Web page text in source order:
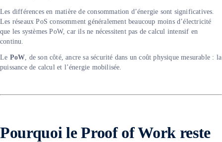
Les différences en matière de consommation d’énergie sont significatives.
Les réseaux PoS consomment généralement beaucoup moins d’électricité
que les systèmes PoW, car ils ne nécessitent pas de calcul intensif en
continu.
Le PoW, de son côté, ancre sa sécurité dans un coût physique mesurable : la
puissance de calcul et l’énergie mobilisée.
Pourquoi le Proof of Work reste